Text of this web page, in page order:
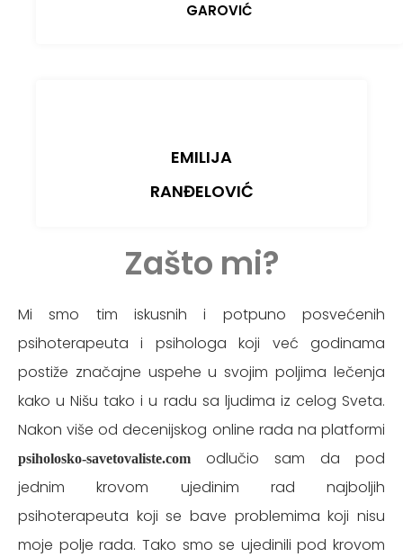
GAROVIĆ
EMILIJA
RANĐELOVIĆ
Zašto mi?
Mi smo tim iskusnih i potpuno posvećenih
psihoterapeuta i psihologa koji već godinama
postiže značajne uspehe usvojim poljima lečenja
kako u Nišu tako i u radu sa ljudima iz celog Sveta.
Nakon više od decenijskog online rada na platformi
psiholosko-savetovaliste.com
odlučio sam da pod
jednim krovom ujedinim rad najboljih
psihoterapeuta koji se bave problemima koji nisu
moje polje rada. Tako smo se ujedinili pod krovom